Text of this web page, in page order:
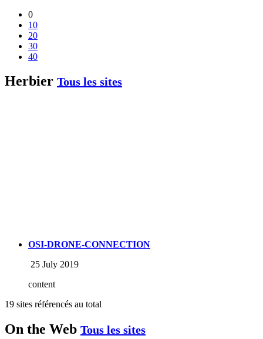
0
10
20
30
40
Herbier Tous les sites
OSI-DRONE-CONNECTION
25 July 2019
content
19 sites référencés au total
On the Web Tous les sites